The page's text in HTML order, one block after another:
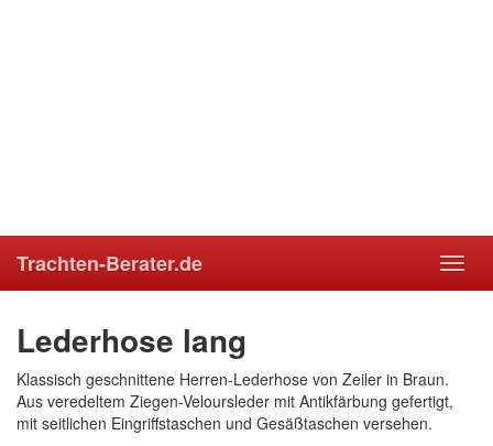
Trachten-Berater.de
Lederhose lang
Klassisch geschnittene Herren-Lederhose von Zeiler in Braun.
Aus veredeltem Ziegen-Veloursleder mit Antikfärbung gefertigt,
mit seitlichen Eingriffstaschen und Gesäßtaschen versehen.